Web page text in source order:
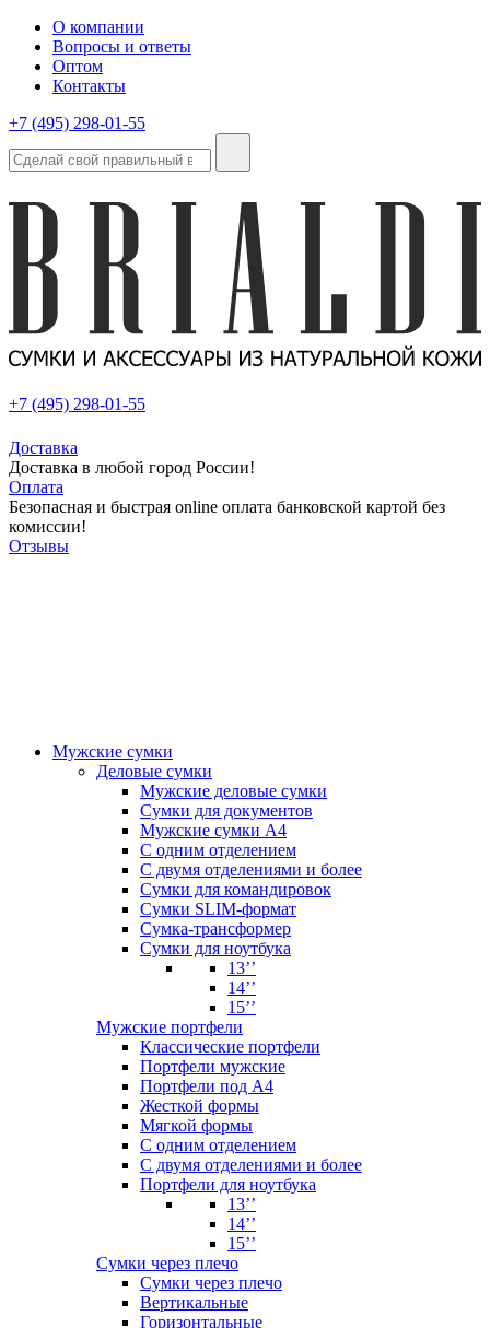
О компании
Вопросы и ответы
Оптом
Контакты
+7 (495) 298-01-55
+7 (495) 298-01-55
Доставка
Доставка в любой город России!
Оплата
Безопасная и быстрая online оплата банковской картой без
комиссии!
Отзывы
Мужские сумки
Деловые сумки
Мужские деловые сумки
Сумки для документов
Мужские сумки А4
С одним отделением
С двумя отделениями и более
Сумки для командировок
Сумки SLIM-формат
Сумка-трансформер
Сумки для ноутбука
13’’
14’’
15’’
Мужские портфели
Классические портфели
Портфели мужские
Портфели под А4
Жесткой формы
Мягкой формы
С одним отделением
С двумя отделениями и более
Портфели для ноутбука
13’’
14’’
15’’
Сумки через плечо
Сумки через плечо
Вертикальные
Горизонтальные